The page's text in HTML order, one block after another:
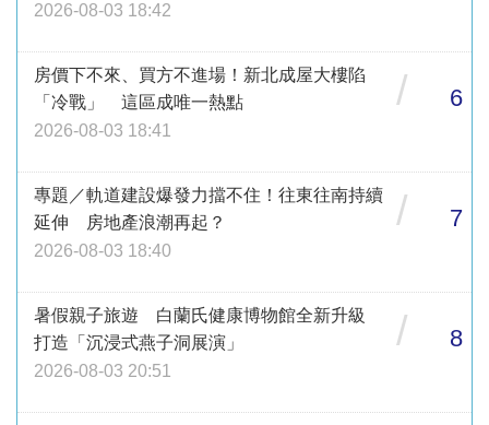
2026-08-03 18:42
房價下不來、買方不進場！新北成屋大樓陷
「冷戰」 這區成唯一熱點
2026-08-03 18:41
/ 6
專題／軌道建設爆發力擋不住！往東往南持續
延伸 房地產浪潮再起？
2026-08-03 18:40
/ 7
暑假親子旅遊 白蘭氏健康博物館全新升級
打造「沉浸式燕子洞展演」
2026-08-03 20:51
/ 8